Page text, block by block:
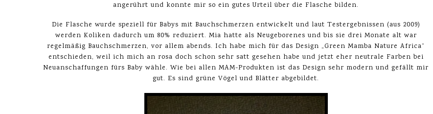
angerührt und konnte mir so ein gutes Urteil über die Flasche bilden.
Die Flasche wurde speziell für Babys mit Bauchschmerzen entwickelt und laut Testergebnissen (aus 2009)
werden Koliken dadurch um 80% reduziert. Mia hatte als Neugeborenes und bis sie drei Monate alt war
regelmäßig Bauchschmerzen, vor allem abends. Ich habe mich für das Design „Green Mamba Nature Africa“
entschieden, weil ich mich an rosa doch schon sehr satt gesehen habe und jetzt eher neutrale Farben bei
Neuanschaffungen fürs Baby wähle. Wie bei allen MAM-Produkten ist das Design sehr modern und gefällt mir
gut. Es sind grüne Vögel und Blätter abgebildet.